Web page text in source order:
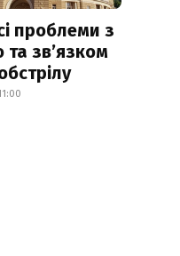
проблеми з
звʼязком